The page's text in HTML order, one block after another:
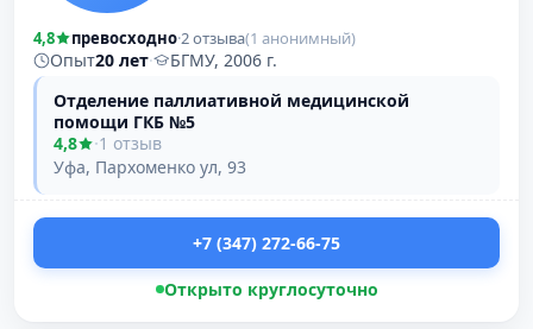
4,8 превосходно·2 отзыва(1 анонимный)
Опыт20 лет·
БГМУ, 2006 г.
Отделение паллиативной медицинской
помощи ГКБ №5
4,8
·1 отзыв
Уфа, Пархоменко ул, 93
+7 (347) 272-66-75
Открыто круглосуточно